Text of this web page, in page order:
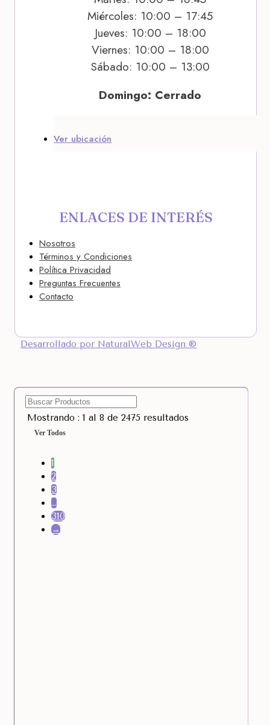
Miércoles: 10:00 – 17:45
Jueves: 10:00 – 18:00
Viernes: 10:00 – 18:00
Sábado: 10:00 – 13:00
Domingo: Cerrado
Ver ubicación
ENLACES DE INTERÉS
Nosotros
Términos y Condiciones
Política Privacidad
Preguntas Frecuentes
Contacto
Desarrollado por NaturalWeb Design ®
Mostrando : 1 al 8 de 2475 resultados
Ver Todos
1
2
3
…
310
→